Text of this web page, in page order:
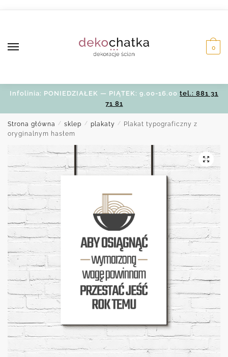
0
Infolinia: PONIEDZIAŁEK — PIĄTEK: 9.00-16.00 tel.: 881 31
71 81
Strona główna / sklep / plakaty /
Plakat typograficzny z
oryginalnym hasłem